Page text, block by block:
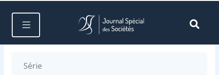
Série